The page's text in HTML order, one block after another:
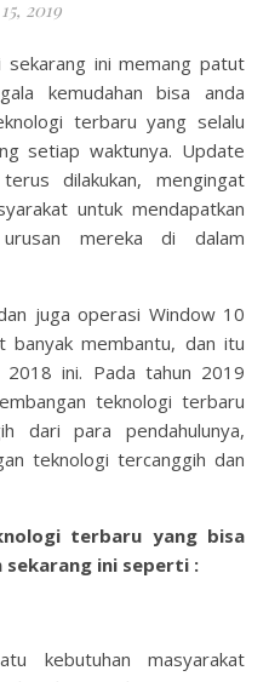
2019
kemudahan bisa anda
terbaru yang selalu
setiap waktunya. Update
dilakukan, mengingat
untuk mendapatkan
mereka di dalam
juga operasi Window 10
banyak membantu, dan itu
ini. Pada tahun 2019
teknologi terbaru
dari para pendahulunya,
teknologi tercanggih dan
terbaru yang bisa
ini seperti :
kebutuhan masyarakat